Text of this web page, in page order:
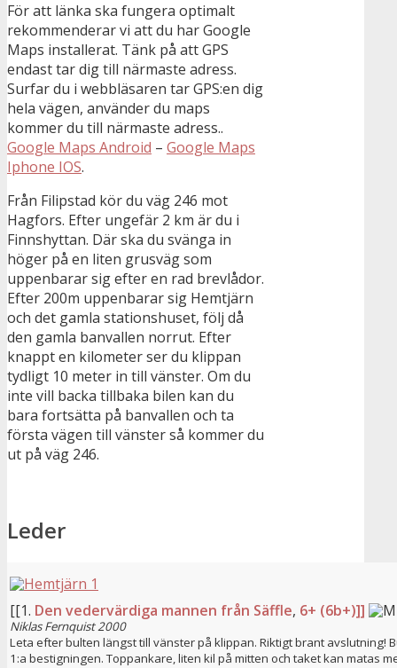
För att länka ska fungera optimalt
rekommenderar vi att du har Google
Maps installerat. Tänk på att GPS
endast tar dig till närmaste adress.
Surfar du i webbläsaren tar GPS:en dig
hela vägen, använder du maps
kommer du till närmaste adress..
Google Maps Android – Google Maps
Iphone IOS.
Från Filipstad kör du väg 246 mot
Hagfors. Efter ungefär 2 km är du i
Finnshyttan. Där ska du svänga in
höger på en liten grusväg som
uppenbarar sig efter en rad brevlådor.
Efter 200m uppenbarar sig Hemtjärn
och det gamla stationshuset, följ då
den gamla banvallen norrut. Efter
knappt en kilometer ser du klippan
tydligt 10 meter in till vänster. Om du
inte vill backa tillbaka bilen kan du
bara fortsätta på banvallen och ta
första vägen till vänster så kommer du
ut på väg 246.
Leder
[[1. Den vedervärdiga mannen från Säffle, 6+ (6b+)]]
Niklas Fernquist2000
Leta efter bulten längst till vänster på klippan. Riktigt brant avslutning!
1:a bestigningen. Toppankare, liten kil på mitten och taket kan matas